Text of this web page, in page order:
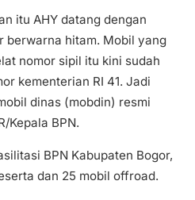
itu AHY datang dengan
berwarna hitam. Mobil yang
nomor sipil itu kini sudah
kementerian RI 41. Jadi
dinas (mobdin) resmi
Kepala BPN.
BPN Kabupaten Bogor,
dan 25 mobil offroad.